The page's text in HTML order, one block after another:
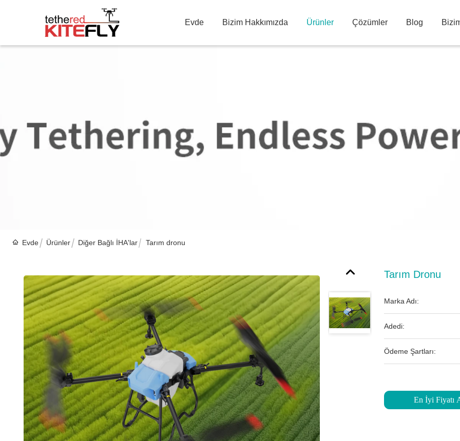
Evde Bizim Hakkımızda Ürünler Çözümler Blog
Evde Ürünler Diğer Bağlı İHA'lar Tarım dronu
Tarım Dronu
Marka Adı:
Adedi:
Ödeme Şartları:
En İyi Fiyatı